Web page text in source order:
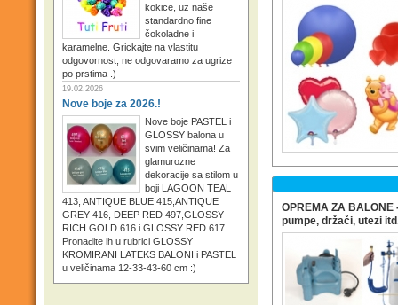
kokice, uz naše
standardno fine
čokoladne i
karamelne. Grickajte na vlastitu
odgovornost, ne odgovaramo za ugrize
po prstima .)
19.02.2026
Nove boje za 2026.!
Nove boje PASTEL i
GLOSSY balona u
svim veličinama! Za
glamurozne
dekoracije sa stilom u
boji LAGOON TEAL
413, ANTIQUE BLUE 415,ANTIQUE
GREY 416, DEEP RED 497,GLOSSY
RICH GOLD 616 i GLOSSY RED 617.
Pronađite ih u rubrici GLOSSY
KROMIRANI LATEKS BALONI i PASTEL
u veličinama 12-33-43-60 cm :)
OPREMA ZA BALONE
pumpe, držači, utezi